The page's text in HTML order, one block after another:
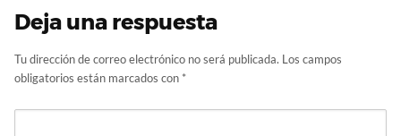
Deja una respuesta
Tu dirección de correo electrónico no será publicada. Los campos
obligatorios están marcados con *